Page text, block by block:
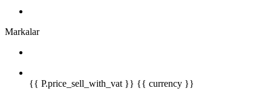
Markalar
{{ P.price_sell_with_vat }} {{ currency }}